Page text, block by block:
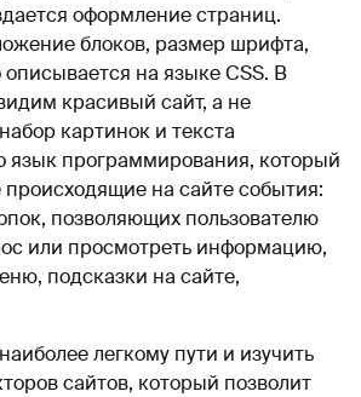
оформление страниц.
блоков, размер шрифта,
описывается на языке CSS. В
красивый сайт, а не
картинок и текста
язык программирования, который
происходящие на сайте события:
позволяющих пользователю
или просмотреть информацию,
подсказки на сайте,
легкому пути и изучить
сайтов, который позволит